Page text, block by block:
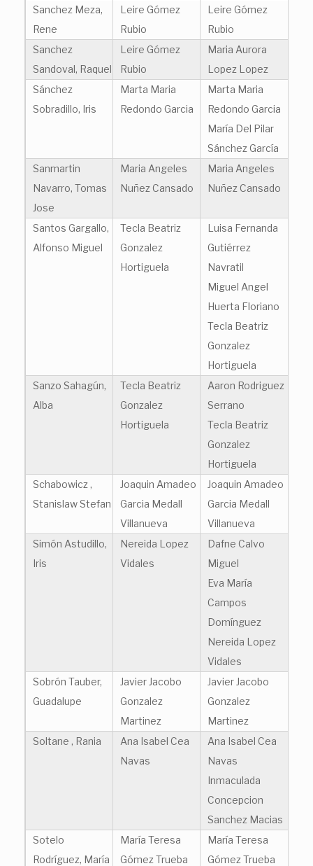
Sanchez Meza,
Rene
Leire Gómez
Rubio
Leire Gómez
Rubio
Sanchez
Sandoval, Raquel
Leire Gómez
Rubio
Maria Aurora
Lopez Lopez
Sánchez
Sobradillo, Iris
Marta Maria
Redondo Garcia
Marta Maria
Redondo Garcia
María Del Pilar
Sánchez García
Sanmartin
Navarro, Tomas
Jose
Maria Angeles
Nuñez Cansado
Maria Angeles
Nuñez Cansado
Santos Gargallo,
Alfonso Miguel
Tecla Beatriz
Gonzalez
Hortiguela
Luisa Fernanda
Gutiérrez
Navratil
Miguel Angel
Huerta Floriano
Tecla Beatriz
Gonzalez
Hortiguela
Sanzo Sahagún,
Alba
Tecla Beatriz
Gonzalez
Hortiguela
Aaron Rodriguez
Serrano
Tecla Beatriz
Gonzalez
Hortiguela
Schabowicz ,
Stanislaw Stefan
Joaquin Amadeo
Garcia Medall
Villanueva
Joaquin Amadeo
Garcia Medall
Villanueva
Simón Astudillo,
Iris
Nereida Lopez
Vidales
Dafne Calvo
Miguel
Eva María
Campos
Domínguez
Nereida Lopez
Vidales
Sobrón Tauber,
Guadalupe
Javier Jacobo
Gonzalez
Martinez
Javier Jacobo
Gonzalez
Martinez
Soltane , Rania
Ana Isabel Cea
Navas
Ana Isabel Cea
Navas
Inmaculada
Concepcion
Sanchez Macias
Sotelo
Rodríguez, María
María Teresa
Gómez Trueba
María Teresa
Gómez Trueba